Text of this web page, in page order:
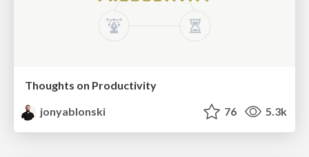
Thoughts on Productivity
jonyablonski
76 5.3k